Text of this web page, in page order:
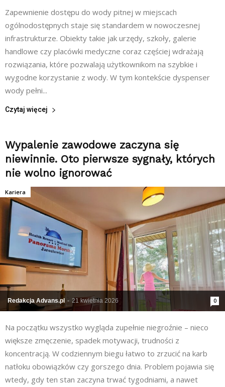
Zapewnienie dostępu do wody pitnej w miejscach
ogólnodostępnych staje się standardem w nowoczesnej
infrastrukturze. Obiekty takie jak urzędy, szkoły, galerie
handlowe czy placówki medyczne coraz częściej wdrażają
rozwiązania, które pozwalają użytkownikom na szybkie i
wygodne korzystanie z wody. W tym kontekście dyspenser
wody pełni...
Czytaj więcej
Wypalenie zawodowe zaczyna się
niewinnie. Oto pierwsze sygnały, których
nie wolno ignorować
Redakcja Advans.pl - 21 kwietnia 2026 0
Kariera
Na początku wszystko wygląda zupełnie niegroźnie – nieco
większe zmęczenie, spadek motywacji, trudności z
koncentracją. W codziennym biegu łatwo to zrzucić na karb
natłoku obowiązków czy gorszego dnia. Problem pojawia się
wtedy, gdy ten stan zaczyna trwać tygodniami, a nawet